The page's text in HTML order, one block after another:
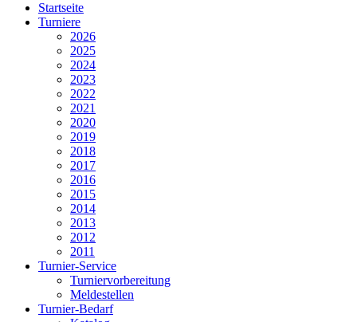
Startseite
Turniere
2026
2025
2024
2023
2022
2021
2020
2019
2018
2017
2016
2015
2014
2013
2012
2011
Turnier-Service
Turniervorbereitung
Meldestellen
Turnier-Bedarf